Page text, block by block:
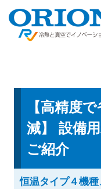
【高精度
減】 設備
ご紹介
恒温タイプ４機